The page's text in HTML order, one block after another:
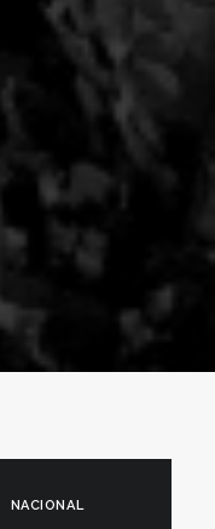
NACIONAL